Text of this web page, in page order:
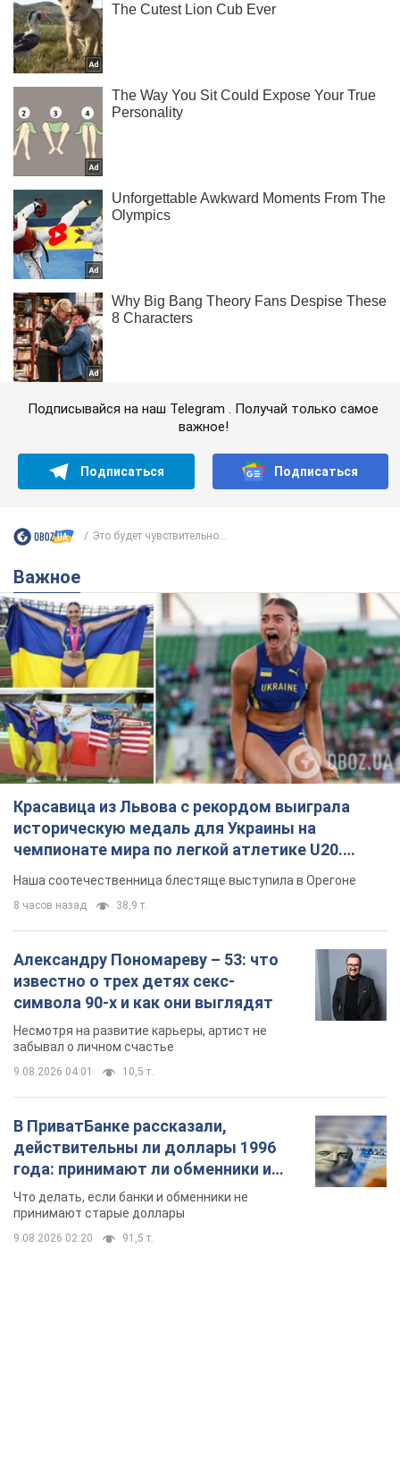
Подписывайся на наш Telegram . Получай только самое
важное!
Подписаться Подписаться
Это будет чувствительно...
Важное
Красавица из Львова с рекордом выиграла
историческую медаль для Украины на
чемпионате мира по легкой атлетике U20.
Видео
Наша соотечественница блестяще выступила в Орегоне
8 часов назад 38,9 т.
Александру Пономареву – 53: что
известно о трех детях секс-
символа 90-х и как они выглядят
Несмотря на развитие карьеры, артист не
забывал о личном счастье
9.08.2026 04:01 10,5 т.
В ПриватБанке рассказали,
действительны ли доллары 1996
года: принимают ли обменники и
банки такие купюры
Что делать, если банки и обменники не
принимают старые доллары
9.08.2026 02:20 91,5 т.